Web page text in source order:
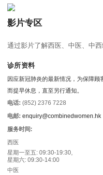
影片专区
通过影片了解西医、中医、中
诊所资料
因应新冠肺炎的最新情况，为保障
而提早休息，直至另行通知。
电话: (852) 2376 7228
电邮: enquiry@combinedwomen.hk
服务时间:
西医
星期一至五: 09:30-19:30,
星期六: 09:30-14:00
中医